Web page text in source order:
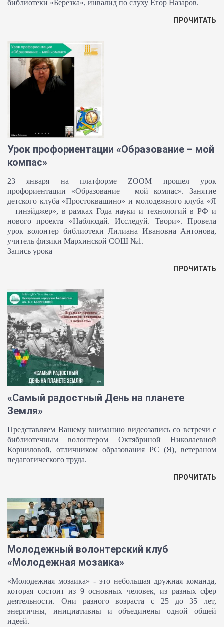
библиотеки «Березка», инвалид по слуху Егор Назаров.
ПРОЧИТАТЬ
Урок профориентации «Образование – мой
компас»
23 января на платформе ZOOM прошел урок
профориентации «Образование – мой компас». Занятие
детского клуба «Простоквашино» и молодежного клуба «Я
– тинэйджер», в рамках Года науки и технологий в РФ и
нового проекта «Наблюдай. Исследуй. Твори». Провела
урок волонтер библиотеки Лилиана Ивановна Антонова,
учитель физики Мархинской СОШ №1.
Запись урока
ПРОЧИТАТЬ
«Самый радостный День на планете
Земля»
Представляем Вашему вниманию видеозапись со встречи с
библиотечным волонтером Октябриной Николаевной
Корниловой, отличником образования РС (Я), ветераном
педагогического труда.
ПРОЧИТАТЬ
Молодежный волонтерский клуб
«Молодежная мозаика»
«Молодежная мозаика» - это небольшая дружная команда,
которая состоит из 9 основных человек, из разных сфер
деятельности. Они разного возраста с 25 до 35 лет,
энергичны, инициативны и объединены одной общей
идеей.